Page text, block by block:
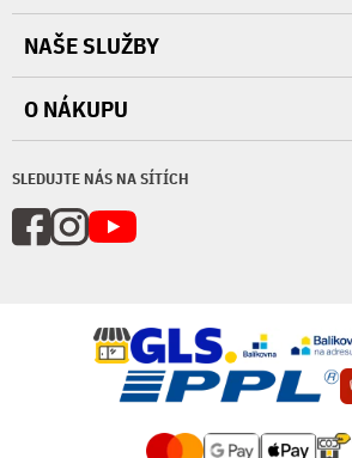
SLEDUJTE NÁS NA SÍTÍCH
NAŠE SLUŽBY
O NÁKUPU